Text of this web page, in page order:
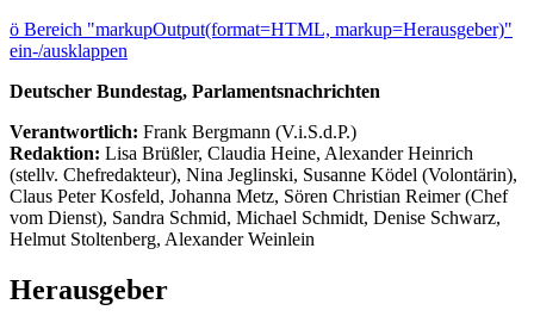
ö Bereich "markupOutput(format=HTML, markup=Herausgeber)"
ein-/ausklappen
Deutscher Bundestag, Parlamentsnachrichten
Verantwortlich: Frank Bergmann (V.i.S.d.P.)
Redaktion: Lisa Brüßler, Claudia Heine, Alexander Heinrich
(stellv. Chefredakteur), Nina Jeglinski, Susanne Ködel (Volontärin),
Claus Peter Kosfeld, Johanna Metz, Sören Christian Reimer (Chef
vom Dienst), Sandra Schmid, Michael Schmidt, Denise Schwarz,
Helmut Stoltenberg, Alexander Weinlein
Herausgeber